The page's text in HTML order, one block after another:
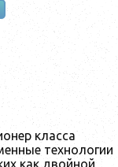
класса
технологии
как двойной